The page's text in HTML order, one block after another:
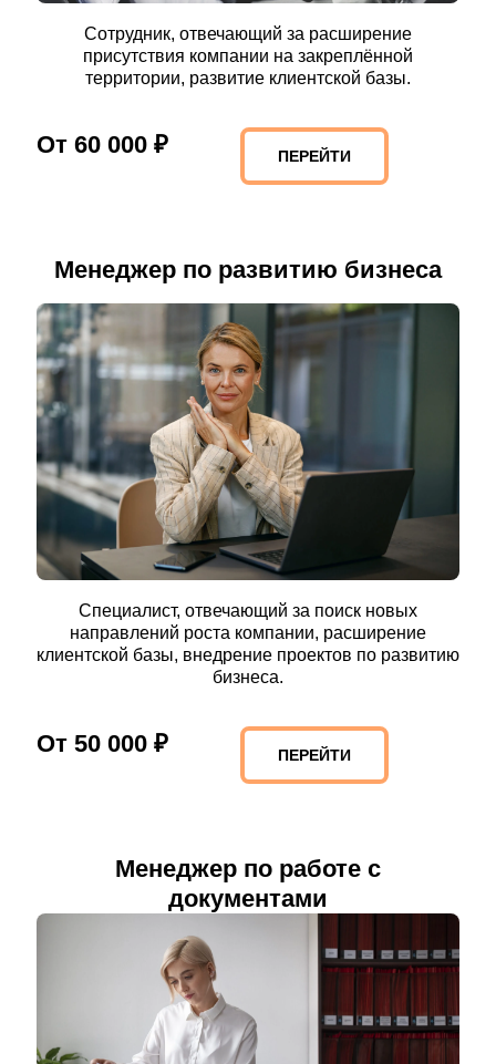
Сотрудник, отвечающий за расширение
присутствия компании на закреплённой
территории, развитие клиентской базы.
От 60 000 ₽ ПЕРЕЙТИ
Менеджер по развитию бизнеса
Специалист, отвечающий за поиск новых
направлений роста компании, расширение
клиентской базы, внедрение проектов по развитию
бизнеса.
От 50 000 ₽ ПЕРЕЙТИ
Менеджер по работе с
документами